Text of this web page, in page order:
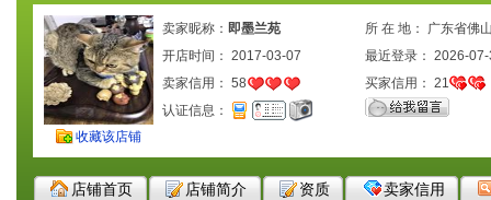
收藏该店铺
卖家昵称： 即墨兰苑
所 在 地： 广东省佛
开店时间： 2017-03-07
最近登录： 2026-
卖家信用： 58 买家信用： 21
认证信息：
店铺首页 店铺简介 资质 卖家信用